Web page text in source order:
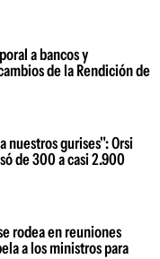
a bancos y
de la Rendición de
nuestros gurises": Orsi
de 300 a casi 2.900
rodea en reuniones
a los ministros para